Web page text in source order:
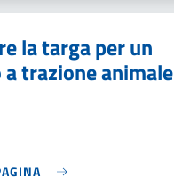
la targa per un
trazione animale